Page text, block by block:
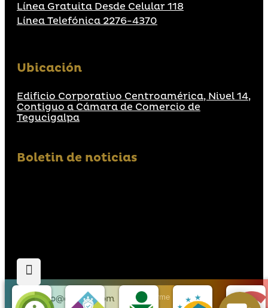
Línea Gratuita Desde Celular 118
Línea Telefónica 2276-4370
Ubicación
Edificio Corporativo Centroamérica, Nivel 14,
Contiguo a Cámara de Comercio de
Tegucigalpa
Boletin de noticias
Suscribirme